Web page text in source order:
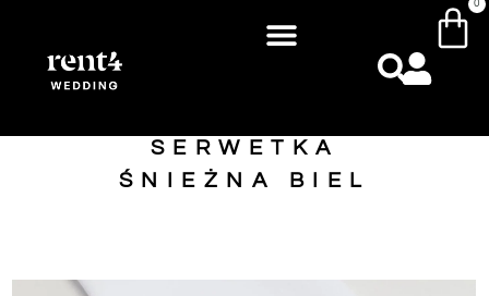
0
SERWETKA
ŚNIEŻNA BIEL